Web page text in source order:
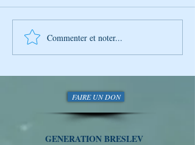
Conseils - Rabbi Nahman de
Breslev Et si vous les
Commenter et noter...
FAIRE UN DON
GENERATION BRESLEV